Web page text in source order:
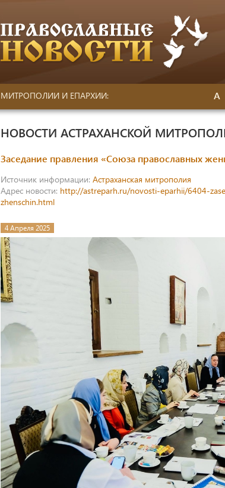
МИТРОПОЛИИ И ЕПАРХИИ: А
НОВОСТИ АСТРАХАНСКОЙ
Заседание правления «Союза православных
Источник информации: Астраханская митрополия
Адрес новости: http://astreparh.ru/novosti-eparhii/6404-
zhenschin.html
4 Апреля 2025